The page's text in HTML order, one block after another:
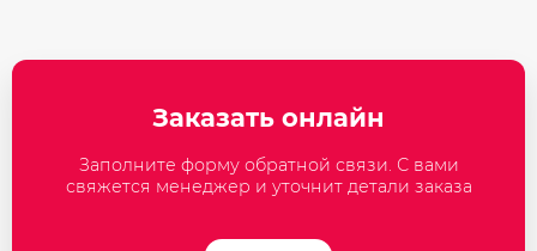
Заказать онлайн
Заполните форму обратной связи. С вами
свяжется менеджер и уточнит детали заказа